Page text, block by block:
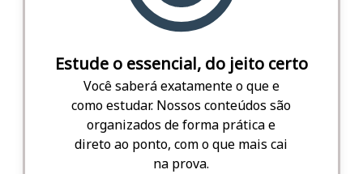
Estude o essencial, do jeito certo
Você saberá exatamente o que e
como estudar. Nossos conteúdos são
organizados de forma prática e
direto ao ponto, com o que mais cai
na prova.